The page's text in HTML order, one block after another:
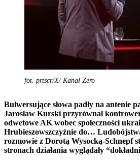
fot. prtscr/X/ Kanał Zero
Bulwersujące słowa padły na antenie
Jarosław Kurski przyrównał
odwetowe AK wobec społeczności
Hrubieszowszczyźnie do…
rozmowie z Dorotą Wysocką-Schnepf
stronach działania wyglądały